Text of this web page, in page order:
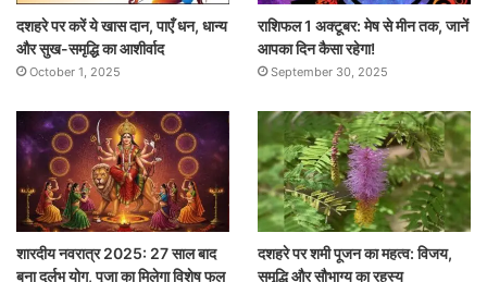
दशहरे पर करें ये खास दान, पाएँ धन, धान्य
और सुख-समृद्धि का आशीर्वाद
October 1, 2025
राशिफल 1 अक्टूबर: मेष से मीन तक, जानें
आपका दिन कैसा रहेगा!
September 30, 2025
शारदीय नवरात्र 2025: 27 साल बाद
बना दुर्लभ योग, पूजा का मिलेगा विशेष फल
दशहरे पर शमी पूजन का महत्व: विजय,
समृद्धि और सौभाग्य का रहस्य